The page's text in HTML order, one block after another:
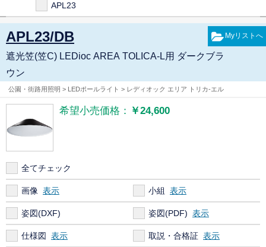
APL23
APL23/DB
遮光笠(笠C) LEDioc AREA TOLICA-L用 ダークブラ
ウン
公園・街路用照明 > LEDポールライト > レディオック エリア トリカ-エル
希望小売価格： ￥24,600
全てチェック
画像 小組
姿図(DXF) 姿図(PDF)
仕様図 取説・合格証